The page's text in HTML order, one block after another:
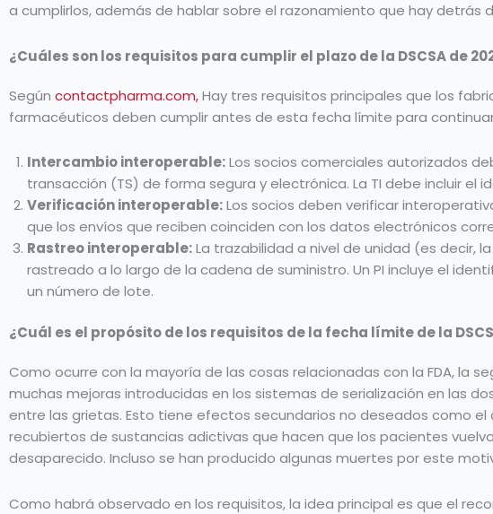
a cumplirlos, además de hablar sobre el razonamiento que hay detrás
¿Cuáles son los requisitos para cumplir el plazo de la DSCSA de
Según contactpharma.com,Hay tres requisitos principales que los
farmacéuticos deben cumplir antes de esta fecha límite para
Intercambio interoperable:Los socios comerciales autorizados
transacción (TS) de forma segura y electrónica. La TI debe incluir el
Verificación interoperable:Los socios deben verificar
que los envíos que reciben coinciden con los datos electrónicos
Rastreo interoperable:La trazabilidad a nivel de unidad (es decir,
rastreado a lo largo de la cadena de suministro. Un PI incluye el
un número de lote.
¿Cuál es el propósito de los requisitos de la fecha límite de la
Como ocurre con la mayoría de las cosas relacionadas con la FDA, la
muchas mejoras introducidas en los sistemas de serialización en las
entre las grietas. Esto tiene efectos secundarios no deseados como
recubiertos de sustancias adictivas que hacen que los pacientes
desaparecido. Incluso se han producido algunas muertes por este
Como habrá observado en los requisitos, la idea principal es que el